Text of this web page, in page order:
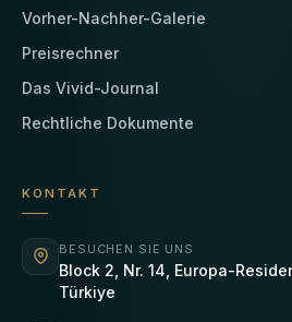
Vorher-Nachher-Galerie
Preisrechner
Das Vivid-Journal
Rechtliche Dokumente
KONTAKT
BESUCHEN SIE UNS
Block 2, Nr. 14, Europa-
Türkiye